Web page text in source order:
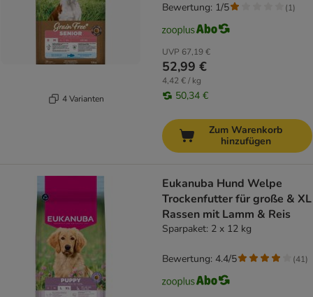
4 Varianten
UVP 67,19 €
52,99 €
4,42 € / kg
50,34 €
Bewertung: 1/5 (1)
Zum Warenkorb
hinzufügen
Eukanuba Hund Welpe
Trockenfutter für große & XL
Rassen mit Lamm & Reis
Sparpaket: 2 x 12 kg
Bewertung: 4.4/5 (41)